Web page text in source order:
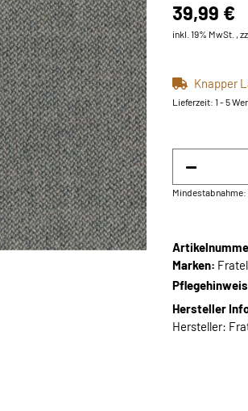
39,99 €
inkl. 19% MwSt. ,
Knapper
Lieferzeit: 1 - 5
Mindestabnahme:
Marken:
Hersteller
Hersteller: